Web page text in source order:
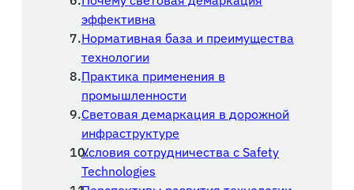
эффективна
Нормативная база и преимущества
технологии
Практика применения в
промышленности
Световая демаркация в дорожной
инфраструктуре
Условия сотрудничества с Safety
Technologies